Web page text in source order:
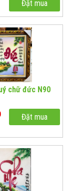
Đặt mua
chữ đức N90
Đặt mua